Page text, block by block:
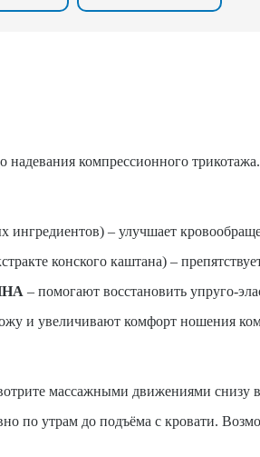
компрессионного
ингредиентов) – улучшает
конского каштана) –
– помогают восстановить упруго-
и увеличивают комфорт ношения
массажными движениями
по утрам до подъёма с кровати.